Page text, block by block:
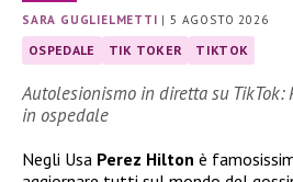
SARA GUGLIELMETTI | 5 AGOSTO 2026
OSPEDALE TIK TOKER TIKTOK
Autolesionismo in diretta su TikTok:
in ospedale
Negli Usa Perez Hilton è